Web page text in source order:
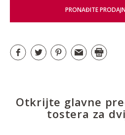
PRONAĐITE
Otkrijte glavne
tostera za